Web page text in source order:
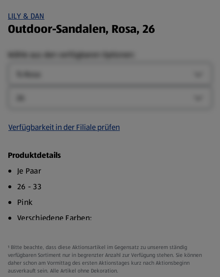
LILY & DAN
Outdoor-Sandalen, Rosa, 26
Wähle aus den verfügbaren Optionen:
Verfügbarkeit in der Filiale prüfen
Produktdetails
Je Paar
26 - 33
Pink
Verschiedene Farben:
Hellblau/Pink
Schwarz
¹ Bitte beachte, dass diese Aktionsartikel im Gegensatz zu unserem ständig
verfügbaren Sortiment nur in begrenzter Anzahl zur Verfügung stehen. Sie können
daher schon am Vormittag des ersten Aktionstages kurz nach Aktionsbeginn
ausverkauft sein. Alle Artikel ohne Dekoration.